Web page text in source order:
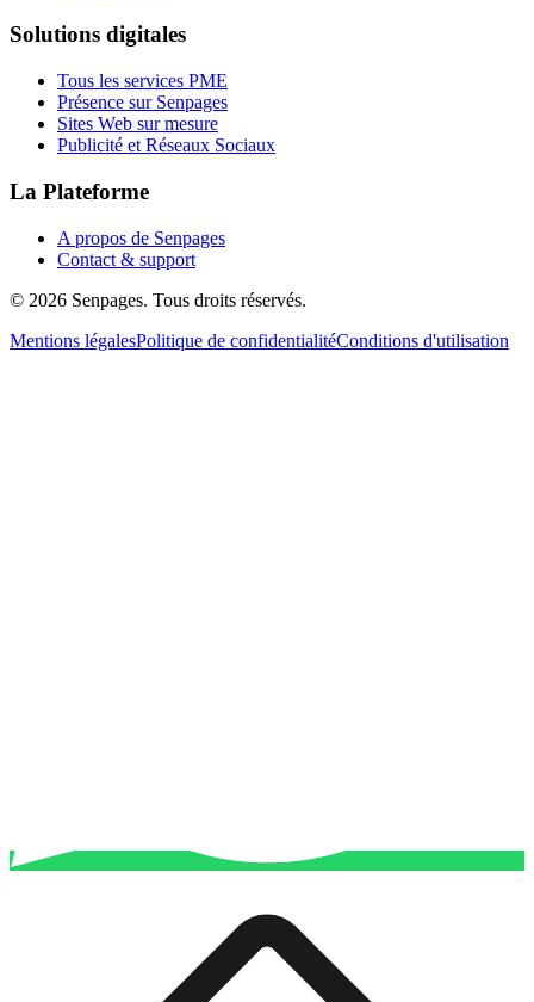
Solutions digitales
Tous les services PME
Présence sur Senpages
Sites Web sur mesure
Publicité et Réseaux Sociaux
La Plateforme
A propos de Senpages
Contact & support
© 2026 Senpages. Tous droits réservés.
Mentions légalesPolitique de confidentialitéConditions d'utilisation